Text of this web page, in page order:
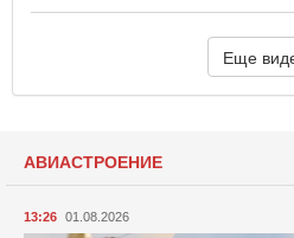
Еще
АВИАСТРОЕНИЕ
13:26 01.08.2026